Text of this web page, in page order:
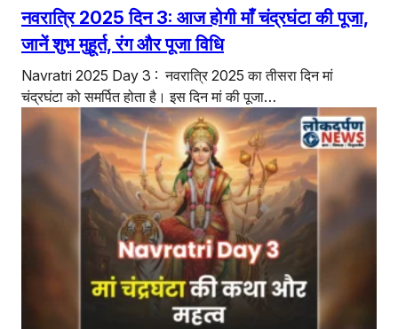
नवरात्रि 2025 दिन 3: आज होगी माँ चंद्रघंटा की पूजा,
जानें शुभ मुहूर्त, रंग और पूजा विधि
Navratri 2025 Day 3 : नवरात्रि 2025 का तीसरा दिन मां
चंद्रघंटा को समर्पित होता है। इस दिन मां की पूजा…